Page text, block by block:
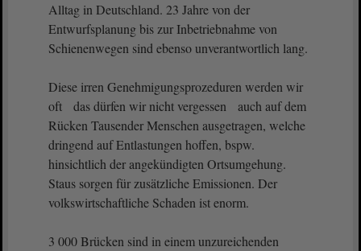
Alltag in Deutschland. 23 Jahre von der
Entwurfsplanung bis zur Inbetriebnahme von
Schienenwegen sind ebenso unverantwortlich lang.
Diese irren Genehmigungsprozeduren werden wir
oft das dürfen wir nicht vergessen auch auf dem
Rücken Tausender Menschen ausgetragen, welche
dringend auf Entlastungen hoffen, bspw.
hinsichtlich der angekündigten Ortsumgehung.
Staus sorgen für zusätzliche Emissionen. Der
volkswirtschaftliche Schaden ist enorm.
3 000 Brücken sind in einem unzureichenden